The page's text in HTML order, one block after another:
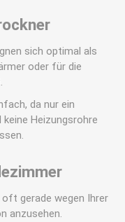
sich optimal als
oder für die
da nur ein
Heizungsrohre
gerade wegen Ihrer
anzusehen.